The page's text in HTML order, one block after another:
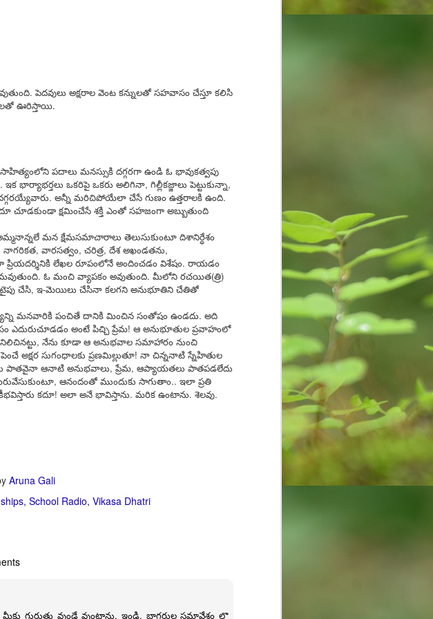
పెదవులు అక్షరాల వెంట కన్నులతో సహవాసం చేస్తూ కలిసి
ఊరిస్తాయి.
పదాలు మనస్సుకి దగ్గరగా ఉండి ఓ భావుకత్వపు
ఒకరిపై ఒకరు అలిగినా, గిల్లీకజ్జాలు పెట్టుకున్నా,
అన్నీ మరిచిపోయేలా చేసే గుణం ఉత్తరాలకి ఉంది.
చూడకుండా క్షమించేసే శక్తి ఎంతో సహజంగా అబ్బుతుంది
మన క్షేమసమాచారాలు తెలుసుకుంటూ దిశానిర్ధేశం
వారసత్వం, చరిత్ర, దేశ అఖండతను,
లేఖల రూపంలోనే అందించడం విశేషం. రాయడం
ఓ మంచి వ్యాపకం అవుతుంది. మీలోని రచయిత(త్రి)
చేసి, ఇ-మెయిలు చేసినా కలగని అనుభూతిని చేతితో
మనవారికి పంచితే దానికి మించిన సంతోషం ఉండదు. అది
అంటే పిచ్చి ప్రేమ! ఆ అనుభూతుల ప్రవాహంలో
నిలిచినట్టు, నేను కూడా ఆ అనుభవాల సమాహారం నుంచి
అక్షర సుగంధాలకు ప్రణమిల్లుతూ! నా చిన్ననాటి స్నేహితుల
పాతవైనా ఆనాటి అనుభవాలు, ప్రేమ, ఆప్యాయతలు పాతపడలేదు
ఆనందంతో ముందుకు సాగుతాం.. ఇలా ప్రతి
కదూ! అలా అనే భావిస్తాను. మరిక ఉంటాను. శెలవు.
Aruna Gali
School Radio Vikasa Dhatri
గురుతు వుండే వుంటాను. ఇండి. బ్లాగరుల సమావేశం లొ
ప‌రిస్థ‌తుల్లో ఆ
అనుకూలంగా
ఒక‌ప్పుడు మ‌న
సెల‌వుతీసుకుని,
కూడా ఉద్యోగం
Radio Co-
my thoughts. Take
billion people
with water and soap,
facilities at